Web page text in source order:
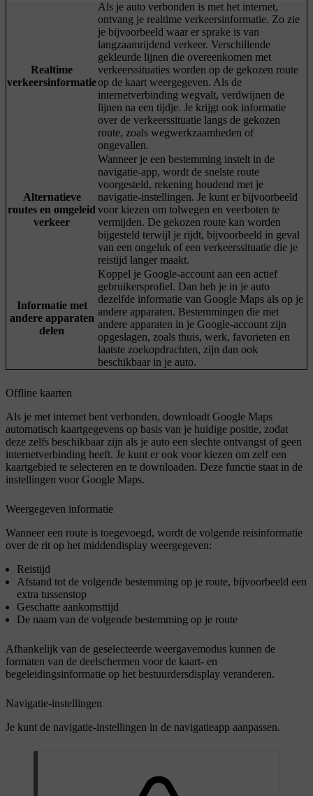
Realtime
verkeersinformatie
Als je auto verbonden is met het internet,
ontvang je realtime verkeersinformatie. Zo zie
je bijvoorbeeld waar er sprake is van
langzaamrijdend verkeer. Verschillende
gekleurde lijnen die overeenkomen met
verkeerssituaties worden op de gekozen route
op de kaart weergegeven. Als de
internetverbinding wegvalt, verdwijnen de
lijnen na een tijdje. Je krijgt ook informatie
over de verkeerssituatie langs de gekozen
route, zoals wegwerkzaamheden of
ongevallen.
Alternatieve
routes en omgeleid
verkeer
Wanneer je een bestemming instelt in de
navigatie-app, wordt de snelste route
voorgesteld, rekening houdend met je
navigatie-instellingen. Je kunt er bijvoorbeeld
voor kiezen om tolwegen en veerboten te
vermijden. De gekozen route kan worden
bijgesteld terwijl je rijdt, bijvoorbeeld in geval
van een ongeluk of een verkeerssituatie die je
reistijd langer maakt.
Informatie met
andere apparaten
delen
Koppel je Google-account aan een actief
gebruikersprofiel. Dan heb je in je auto
dezelfde informatie van Google Maps als op je
andere apparaten. Bestemmingen die met
andere apparaten in je Google-account zijn
opgeslagen, zoals thuis, werk, favorieten en
laatste zoekopdrachten, zijn dan ook
beschikbaar in je auto.
Offline kaarten
Als je met internet bent verbonden, downloadt Google Maps
automatisch kaartgegevens op basis van je huidige positie, zodat
deze zelfs beschikbaar zijn als je auto een slechte ontvangst of geen
internetverbinding heeft. Je kunt er ook voor kiezen om zelf een
kaartgebied te selecteren en te downloaden. Deze functie staat in de
instellingen voor Google Maps.
Weergegeven informatie
Wanneer een route is toegevoegd, wordt de volgende reisinformatie
over de rit op het middendisplay weergegeven:
Reistijd
Afstand tot de volgende bestemming op je route, bijvoorbeeld een
extra tussenstop
Geschatte aankomsttijd
De naam van de volgende bestemming op je route
Afhankelijk van de geselecteerde weergavemodus kunnen de
formaten van de deelschermen voor de kaart- en
begeleidingsinformatie op het bestuurdersdisplay veranderen.
Navigatie-instellingen
Je kunt de navigatie-instellingen in de navigatieapp aanpassen.